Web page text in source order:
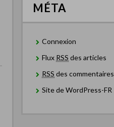
MÉTA
Connexion
Flux RSS des articles
RSS des commentaires
Site de WordPress-FR